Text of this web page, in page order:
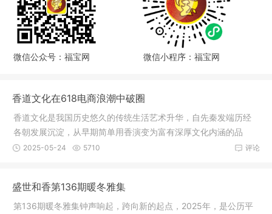
微信公众号：福宝网 微信小程序：福宝网
香道文化在618电商浪潮中破圈
香道文化是我国历史悠久的传统生活艺术升华，自先秦发端历经
各朝发展沉淀，从早期简单用香演变为富有深厚文化内涵的品
香、咏香，
评论
2025-05-24 5710
盛世和香第136期暖冬雅集
第136期暖冬雅集钟声响起，跨向新的起点，2025年，是公历平